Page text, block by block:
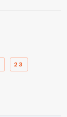
23